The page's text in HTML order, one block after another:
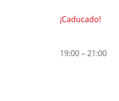
¡Caducado!
19:00 – 21:00